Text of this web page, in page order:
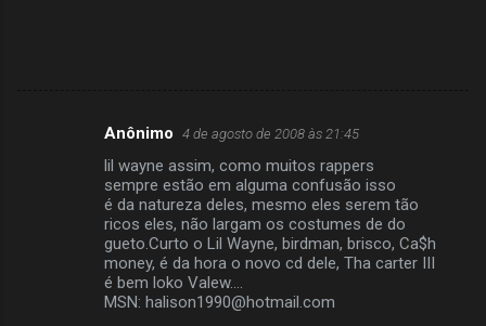
Anônimo 4 de agosto de 2008 às 21:45
lil wayne assim, como muitos rappers
sempre estão em alguma confusão isso
é da natureza deles, mesmo eles serem tão
ricos eles, não largam os costumes de do
gueto.Curto o Lil Wayne, birdman, brisco, Ca$h
money, é da hora o novo cd dele, Tha carter III
é bem loko Valew....
MSN: halison1990@hotmail.com